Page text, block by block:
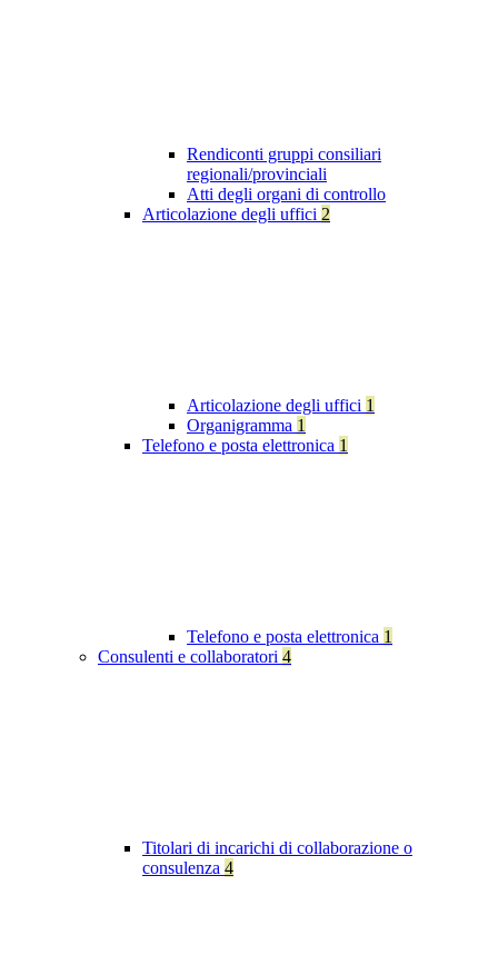
Rendiconti gruppi consiliari
regionali/provinciali
Atti degli organi di controllo
Articolazione degli uffici 2
Articolazione degli uffici 1
Organigramma 1
Telefono e posta elettronica 1
Telefono e posta elettronica 1
Consulenti e collaboratori 4
Titolari di incarichi di collaborazione o
consulenza 4